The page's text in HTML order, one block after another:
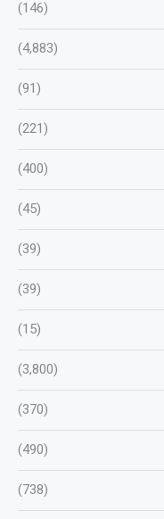
(146)
(4,883)
(91)
(221)
(400)
(45)
(39)
(39)
(15)
(3,800)
(370)
(490)
(738)